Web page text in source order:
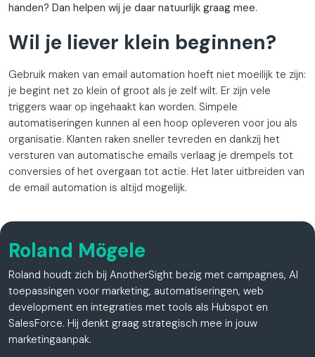
handen? Dan helpen wij je daar natuurlijk graag mee.
Wil je liever klein beginnen?
Gebruik maken van email automation hoeft niet moeilijk te zijn:
je begint net zo klein of groot als je zelf wilt. Er zijn vele
triggers waar op ingehaakt kan worden. Simpele
automatiseringen kunnen al een hoop opleveren voor jou als
organisatie. Klanten raken sneller tevreden en dankzij het
versturen van automatische emails verlaag je drempels tot
conversies of het overgaan tot actie. Het later uitbreiden van
de email automation is altijd mogelijk.
Roland Mögele
Roland houdt zich bij AnotherSight bezig met campagnes, AI
toepassingen voor marketing, automatiseringen, web
development en integraties met tools als Hubspot en
SalesForce. Hij denkt graag strategisch mee in jouw
marketingaanpak.